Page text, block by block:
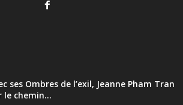
ses Ombres de l’exil, Jeanne Pham Tran
le chemin...